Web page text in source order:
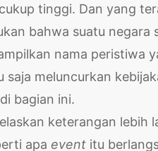
tinggi. Dan yang
bahwa suatu negara
nama peristiwa
saja meluncurkan
bagian ini.
keterangan lebih
apa event itu